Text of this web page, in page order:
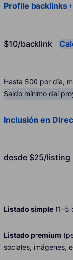
Profile backlinks
$10/backlink
Hasta 500 por día,
Saldo mínimo del
Inclusión en
desde $25/listing
Listado simple (1–5
Listado premium
sociales, imágenes,